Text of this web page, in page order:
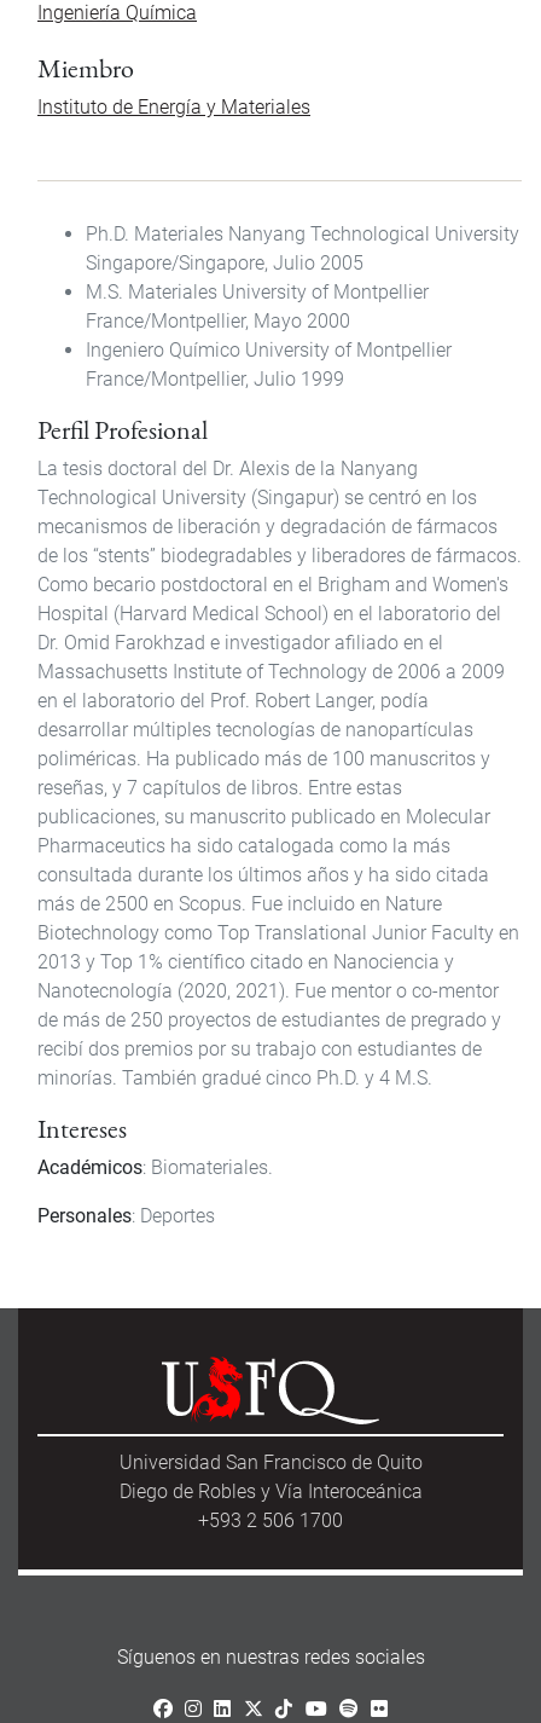
Ingeniería Química
Miembro
Instituto de Energía y Materiales
Ph.D. Materiales Nanyang Technological University
Singapore/Singapore, Julio 2005
M.S. Materiales University of Montpellier
France/Montpellier, Mayo 2000
Ingeniero Químico University of Montpellier
France/Montpellier, Julio 1999
Perfil Profesional
La tesis doctoral del Dr. Alexis de la Nanyang
Technological University (Singapur) se centró en los
mecanismos de liberación y degradación de fármacos
de los “stents” biodegradables y liberadores de fármacos.
Como becario postdoctoral en el Brigham and Women's
Hospital (Harvard Medical School) en el laboratorio del
Dr. Omid Farokhzad e investigador afiliado en el
Massachusetts Institute of Technology de 2006 a 2009
en el laboratorio del Prof. Robert Langer, podía
desarrollar múltiples tecnologías de nanopartículas
poliméricas. Ha publicado más de 100 manuscritos y
reseñas, y 7 capítulos de libros. Entre estas
publicaciones, su manuscrito publicado en Molecular
Pharmaceutics ha sido catalogada como la más
consultada durante los últimos años y ha sido citada
más de 2500 en Scopus. Fue incluido en Nature
Biotechnology como Top Translational Junior Faculty en
2013 y Top 1% científico citado en Nanociencia y
Nanotecnología (2020, 2021). Fue mentor o co-mentor
de más de 250 proyectos de estudiantes de pregrado y
recibí dos premios por su trabajo con estudiantes de
minorías. También gradué cinco Ph.D. y 4 M.S.
Intereses
Académicos: Biomateriales.
Personales: Deportes
Universidad San Francisco de Quito
Diego de Robles y Vía Interoceánica
+593 2 506 1700
Síguenos en nuestras redes sociales